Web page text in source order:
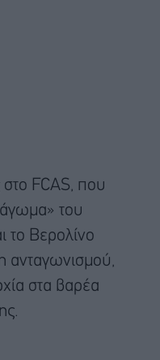
στο FCAS, που
του
το Βερολίνο
ανταγωνισμού,
στα βαρέα